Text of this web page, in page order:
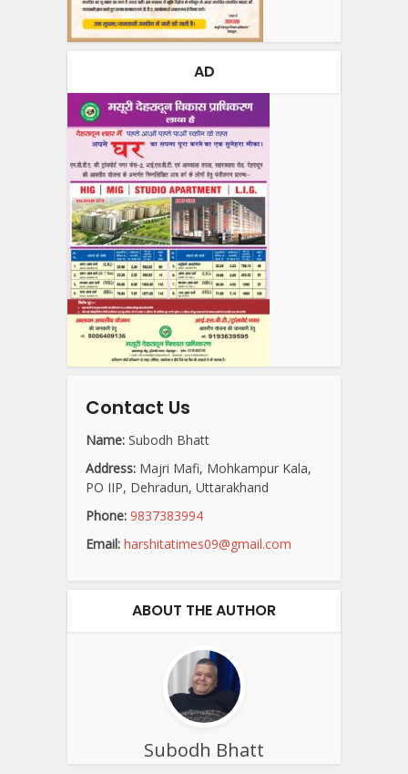
AD
Contact Us
Name: Subodh Bhatt
Address: Majri Mafi, Mohkampur Kala,
PO IIP, Dehradun, Uttarakhand
Phone: 9837383994
Email: harshitatimes09@gmail.com
ABOUT THE AUTHOR
Subodh Bhatt